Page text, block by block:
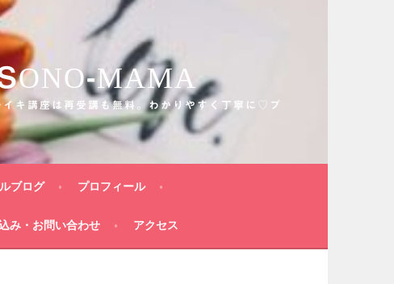
MAMA
キ講座は再受講も無料。わかりやすく丁寧に♡プ
ブログ プロフィール
み・お問い合わせ アクセス